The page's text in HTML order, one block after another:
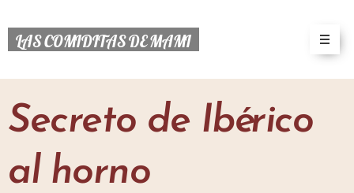
LAS COMIDITAS DE MAMI
Secreto de Ibérico
al horno